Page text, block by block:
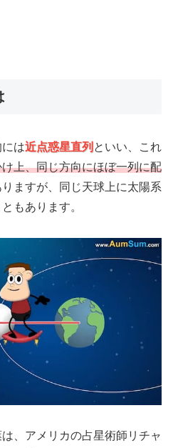
は近点惑星直列 といい、これ
上、同じ方向にほぼ一列に配
ますが、同じ天球上に太陽系
もあります。
、アメリカの占星術師リチャ